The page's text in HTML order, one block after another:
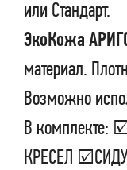
или Стандарт.
ЭкоКожа
материал.
Возможно
В комплекте:
КРЕСЕЛ